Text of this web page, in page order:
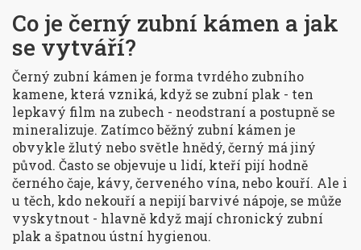
Co je černý zubní kámen a jak
se vytváří?
Černý zubní kámen je forma tvrdého zubního
kamene, která vzniká, když se zubní plak - ten
lepkavý film na zubech - neodstraní a postupně se
mineralizuje. Zatímco běžný zubní kámen je
obvykle žlutý nebo světle hnědý, černý má jiný
původ. Často se objevuje u lidí, kteří pijí hodně
černého čaje, kávy, červeného vína, nebo kouří. Ale i
u těch, kdo nekouří a nepijí barvivé nápoje, se může
vyskytnout - hlavně když mají chronický zubní
plak a špatnou ústní hygienou.